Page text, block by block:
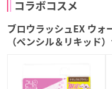
コラボコスメ
ブロウラッシュEX ウォ
（ペンシル＆リキッド